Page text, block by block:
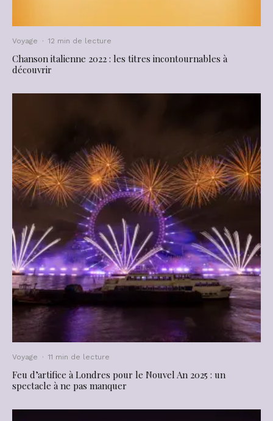
Voyage · 12 min de lecture
Chanson italienne 2022 : les titres incontournables à
découvrir
Voyage · 11 min de lecture
Feu d’artifice à Londres pour le Nouvel An 2025 : un
spectacle à ne pas manquer